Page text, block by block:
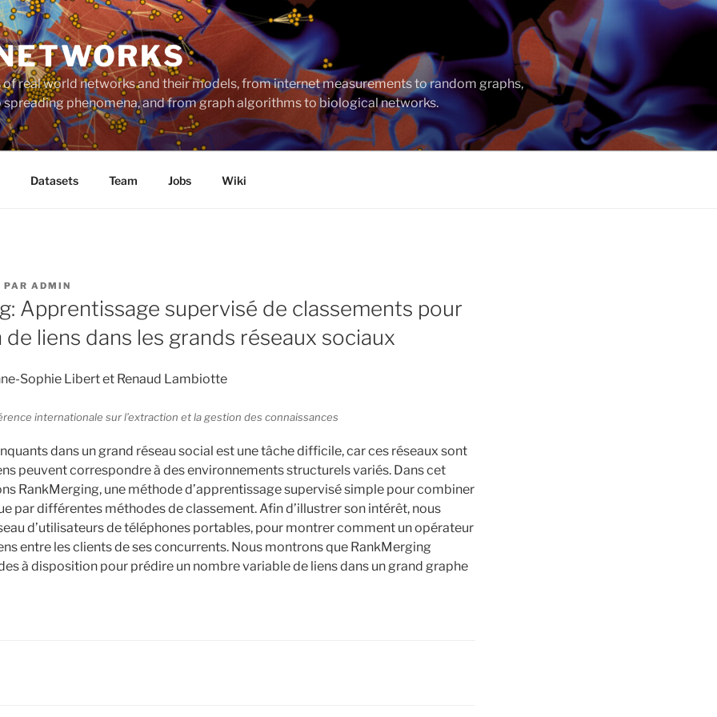
real world networks and their models, from internet measurements to random graphs,
phenomena, and from graph algorithms to biological networks.
Datasets Team Jobs Wiki
PAR ADMIN
Apprentissage supervisé de classements pour
liens dans les grands réseaux sociaux
Sophie Libert et Renaud Lambiotte
internationale sur l’extraction et la gestion des connaissances
dans un grand réseau social est une tâche difficile, car ces réseaux sont
peuvent correspondre à des environnements structurels variés. Dans cet
RankMerging, une méthode d’apprentissage supervisé simple pour combiner
par différentes méthodes de classement. Afin d’illustrer son intérêt, nous
d’utilisateurs de téléphones portables, pour montrer comment un opérateur
entre les clients de ses concurrents. Nous montrons que RankMerging
à disposition pour prédire un nombre variable de liens dans un grand graphe